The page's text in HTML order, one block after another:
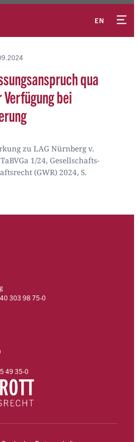
EN
qua
bei
zu LAG Nürnberg v.
1/24, Gesellschafts-
(GWR) 2024, S.
303 98 75-0
49 35-0